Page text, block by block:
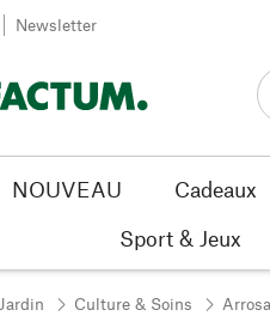
Newsletter
NOUVEAU Cadeaux
Sport & Jeux
Jardin Culture & Soins